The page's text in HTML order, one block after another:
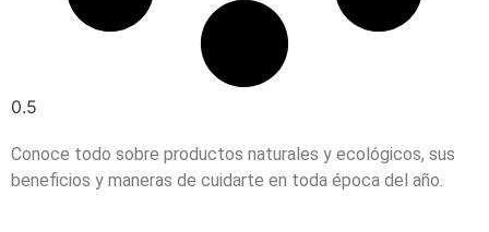
Conoce todo sobre productos naturales y ecológicos, sus
beneficios y maneras de cuidarte en toda época del año.